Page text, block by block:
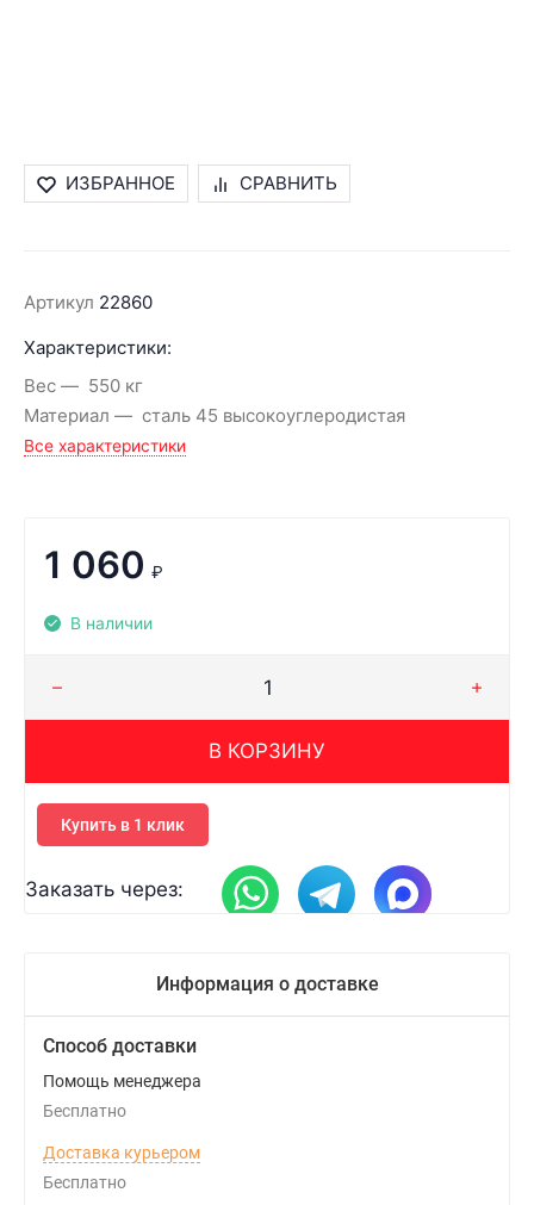
ИЗБРАННОЕ СРАВНИТЬ
Артикул 22860
Характеристики:
Вес
550 кг
Материал
сталь 45 высокоуглеродистая
Все характеристики
1 060 ₽
В наличии
В КОРЗИНУ
Купить в 1 клик
Заказать через:
Информация о доставке
Способ доставки
Помощь менеджера
Бесплатно
Доставка курьером
Бесплатно